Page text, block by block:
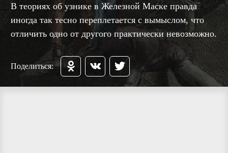
В теориях об узнике в Железной Маске правда
иногда так тесно переплетается с вымыслом, что
отличить одно от другого практически невозможно.
Поделиться: